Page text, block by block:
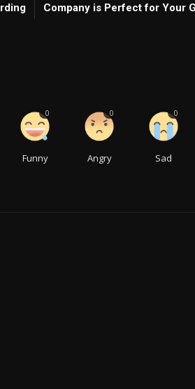
Company is Perfect for Your
Funny
0
Angry
0
Sad
0